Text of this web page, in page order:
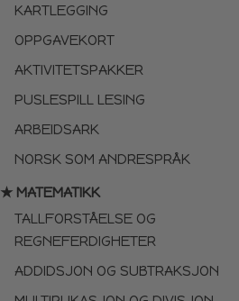
KARTLEGGING
OPPGAVEKORT
AKTIVITETSPAKKER
PUSLESPILL LESING
ARBEIDSARK
NORSK SOM ANDRESPRÅK
★ MATEMATIKK
TALLFORSTÅELSE OG
REGNEFERDIGHETER
ADDIDSJON OG SUBTRAKSJON